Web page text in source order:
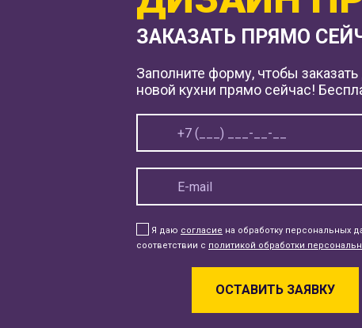
ЗАКАЗАТЬ ПРЯМО
Заполните форму, чтобы
новой кухни прямо сейчас!
Я даю согласие на обработку персональных
соответствии с политикой обработки
ОСТАВИТЬ ЗАЯВКУ